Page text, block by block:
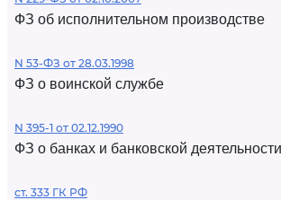
ФЗ об исполнительном производстве
N 53-ФЗ от 28.03.1998
ФЗ о воинской службе
N 395-1 от 02.12.1990
ФЗ о банках и банковской деятельности
ст. 333 ГК РФ